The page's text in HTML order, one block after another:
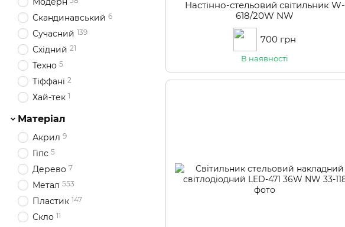
Настінно-стельовий світильник W-
618/20W NW
700 грн
В наявності
Скандинавський 6
Сучасний 139
Східний 21
Техно 5
Тіффані 2
Хай-тек 1
Матеріал
Акрил 9
Гіпс 5
Дерево 7
Метал 553
Пластик 147
Скло 11